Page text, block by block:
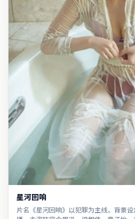
星河回响
片名《星河回响》以犯罪为主线，背景